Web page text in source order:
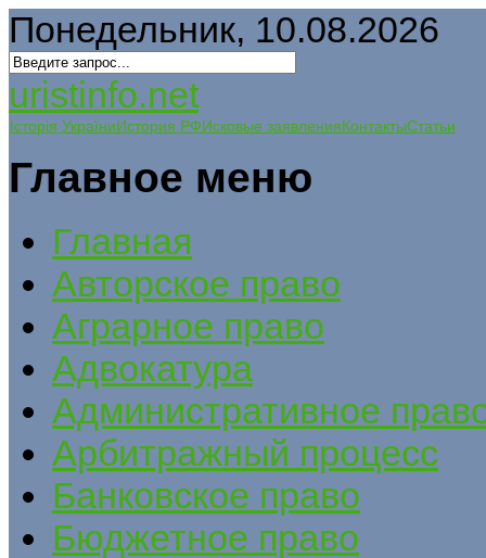
Понедельник, 10.08.2026
uristinfo.net
Історія УкраїниИстория РФИсковые заявленияКонтактыСтатьи
Главное меню
Главная
Авторское право
Аграрное право
Адвокатура
Административное
Арбитражный процесс
Банковское право
Бюджетное право